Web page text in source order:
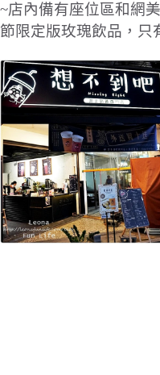
~店內備有座位區和網
節限定版玫瑰飲品，只